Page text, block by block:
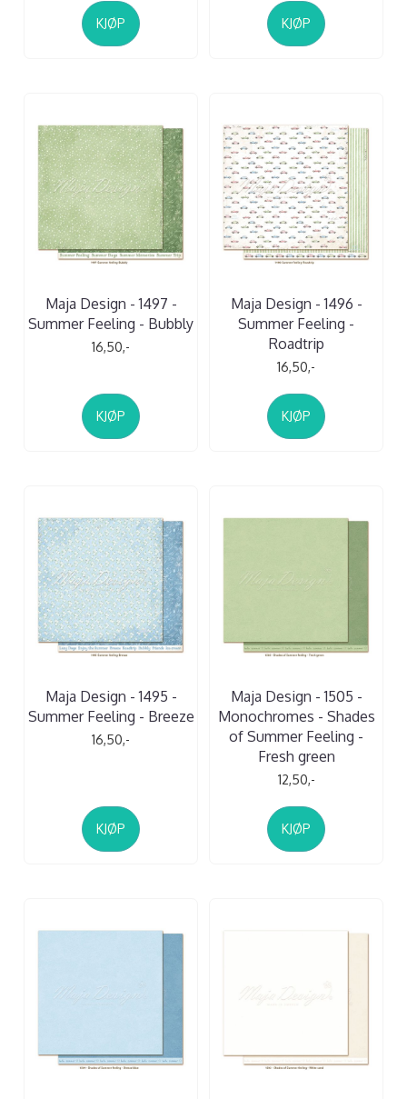
KJØP KJØP
Maja Design - 1497 -
Summer Feeling - Bubbly
16,50,-
KJØP
Maja Design - 1496 -
Summer Feeling -
Roadtrip
16,50,-
KJØP
Maja Design - 1495 -
Summer Feeling - Breeze
16,50,-
KJØP
Maja Design - 1505 -
Monochromes - Shades
of Summer Feeling -
Fresh green
12,50,-
KJØP